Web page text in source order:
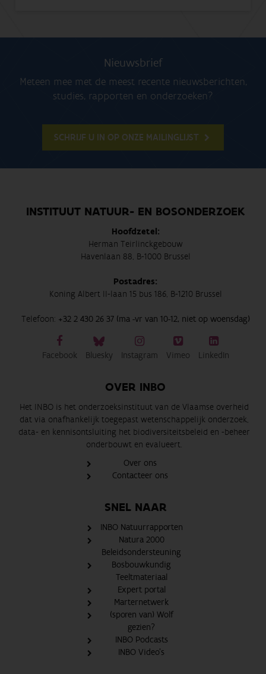
Nieuwsbrief
Meteen mee met de meest recente nieuwsberichten,
studies, rapporten en onderzoeken?
SCHRIJF U IN OP ONZE MAILINGLIJST
INSTITUUT NATUUR- EN BOSONDERZOEK
Hoofdzetel:
Herman Teirlinckgebouw
Havenlaan 88, B-1000 Brussel
Postadres:
Koning Albert II-laan 15 bus 186, B-1210 Brussel
Telefoon: +32 2 430 26 37 (ma -vr van 10-12, niet op woensdag)
Facebook Bluesky Instagram Vimeo LinkedIn
OVER INBO
Het INBO is het onderzoeksinstituut van de Vlaamse overheid
dat via onafhankelijk toegepast wetenschappelijk onderzoek,
data- en kennisontsluiting het biodiversiteitsbeleid en -beheer
onderbouwt en evalueert.
Over ons
Contacteer ons
SNEL NAAR
INBO Natuurrapporten
Natura 2000
Beleidsondersteuning
Bosbouwkundig
Teeltmateriaal
Expert portal
Marternetwerk
(sporen van) Wolf
gezien?
INBO Podcasts
INBO Video's